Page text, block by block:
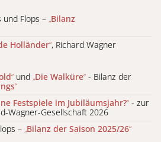
Flops – „Bilanz
Holländer“, Richard Wagner
“ und „Die Walküre“ - Bilanz der
“
Festspiele im Jubiläumsjahr?“ - zur
Wagner-Gesellschaft 2026
– „Bilanz der Saison 2025/26“